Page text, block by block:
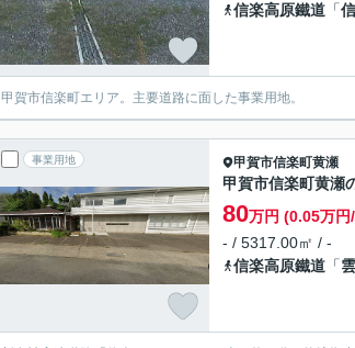
信楽高原鐵道 「
甲賀市信楽町エリア。主要道路に面した事業用地。
事業用地 甲賀市信楽町黄瀬
甲賀市信楽町黄瀬
80万円 (0.05万円
- / 5317.00㎡ / -
信楽高原鐵道 「